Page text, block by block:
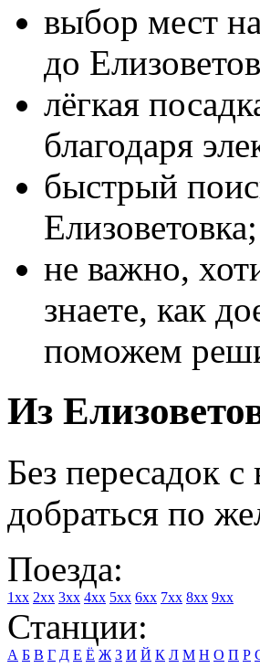
выбор мест
до
лёгкая
благодаря
быстрый
Елизоветовка;
не важно,
знаете, как
поможем
Из
Без пересадок
добраться по
Поезда:
1xx 2xx 3xx 4xx 5xx 6xx 7xx 8xx 9xx
Станции:
А Б В Г Д Е Ё Ж З И Й К Л М Н О П Р